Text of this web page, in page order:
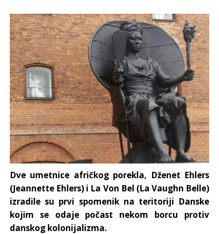
Dve umetnice afričkog porekla, Dženet Ehlers
(Jeannette Ehlers) i La Von Bel (La Vaughn Belle)
izradile su prvi spomenik na teritoriji Danske
kojim se odaje počast nekom borcu protiv
danskog kolonijalizma.